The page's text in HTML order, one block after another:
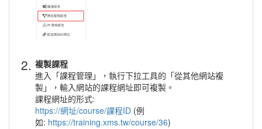
2. 複製課程
進入「課程管理」，執行下拉工具的「從其他網站複
製」，輸入網站的課程網址即可複製。
課程網址的形式:
https://網址/course/課程ID (例
如: https://training.xms.tw/course/36)